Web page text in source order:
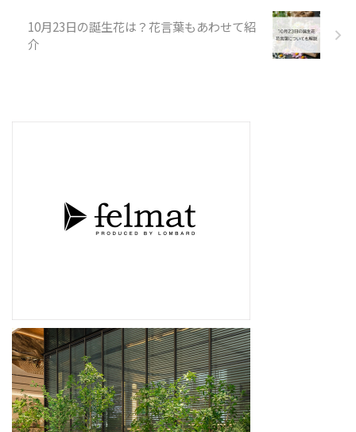
10月23日の誕生花は？花言葉もあわせて紹
介